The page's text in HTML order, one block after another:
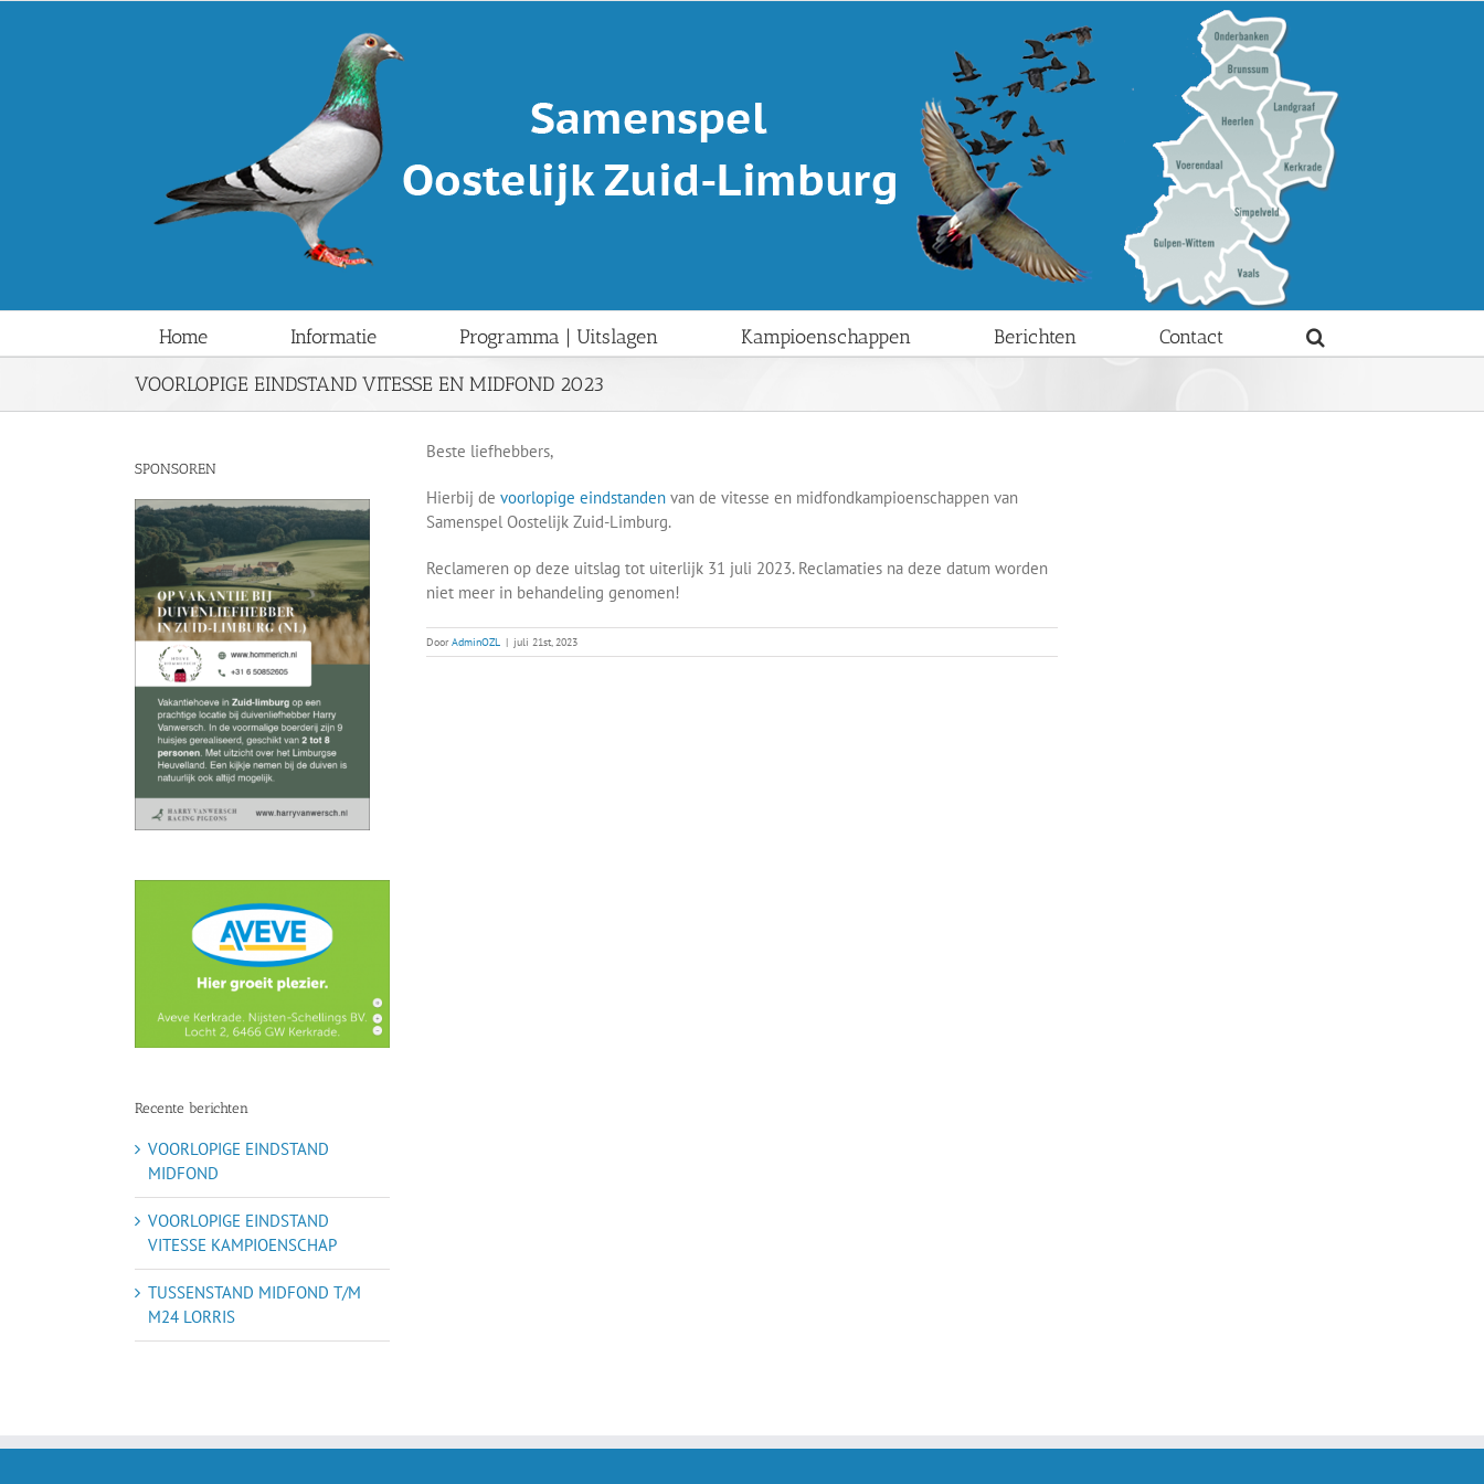
Home Informatie Programma | Uitslagen Kampioenschappen Berichten
Contact
VOORLOPIGE EINDSTAND VITESSE EN MIDFOND 2023
Beste liefhebbers,
Hierbij de voorlopige eindstanden van de vitesse en midfondkampioenschappen van
Samenspel Oostelijk Zuid-Limburg.
Reclameren op deze uitslag tot uiterlijk 31 juli 2023. Reclamaties na deze datum worden
niet meer in behandeling genomen!
DoorAdminOZL | juli 21st, 2023
SPONSOREN
Recente berichten
VOORLOPIGE EINDSTAND
MIDFOND
VOORLOPIGE EINDSTAND
VITESSE KAMPIOENSCHAP
TUSSENSTAND MIDFOND T/M
M24 LORRIS